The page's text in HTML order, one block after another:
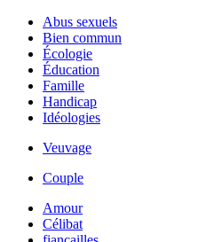
Abus sexuels
Bien commun
Écologie
Éducation
Famille
Handicap
Idéologies
Veuvage
Couple
Amour
Célibat